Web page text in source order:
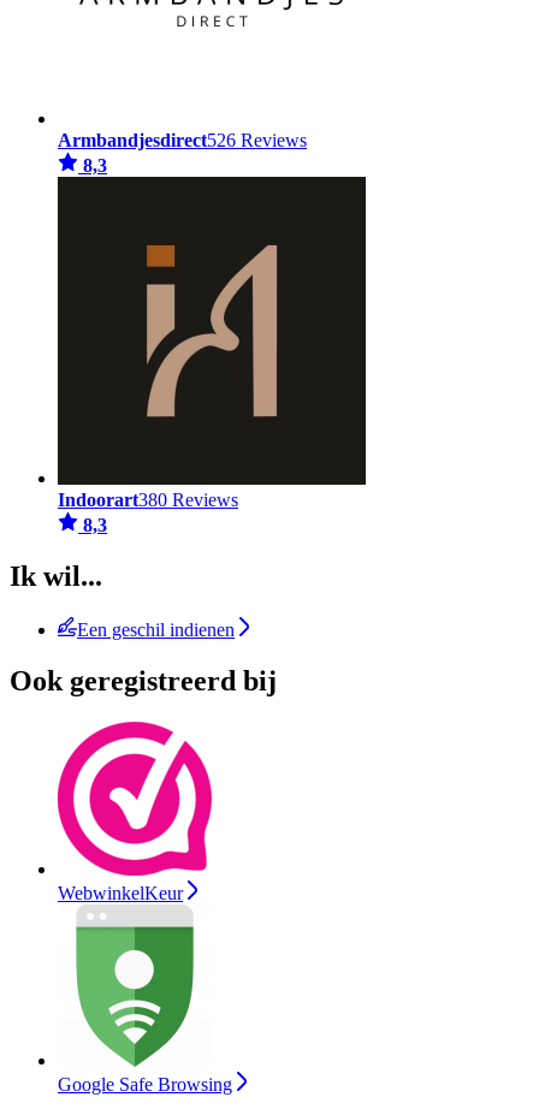
Armbandjesdirect526 Reviews
8,3
Indoorart380 Reviews
8,3
Ik wil...
Een geschil indienen
Ook geregistreerd bij
WebwinkelKeur
Google Safe Browsing